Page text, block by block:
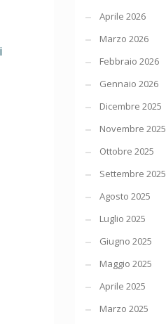
Aprile 2026
Marzo 2026
Febbraio 2026
Gennaio 2026
Dicembre 2025
Novembre 2025
Ottobre 2025
Settembre 2025
Agosto 2025
Luglio 2025
Giugno 2025
Maggio 2025
Aprile 2025
Marzo 2025